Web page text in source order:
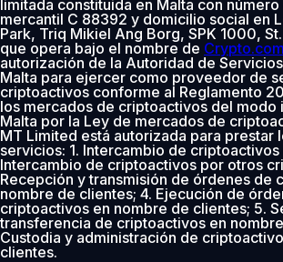
limitada constituida en Malta con
mercantil C 88392 y domicilio social en
Park, Triq Mikiel Ang Borg, SPK 1000,
que opera bajo el nombre de Crypto.com
autorización de la Autoridad de
Malta para ejercer como proveedor de
criptoactivos conforme al Reglamento
los mercados de criptoactivos del modo
Malta por la Ley de mercados de
MT Limited está autorizada para prestar
servicios: 1. Intercambio de
Intercambio de criptoactivos por otros
Recepción y transmisión de órdenes de
nombre de clientes; 4. Ejecución de
criptoactivos en nombre de clientes; 5.
transferencia de criptoactivos en
Custodia y administración de
clientes.